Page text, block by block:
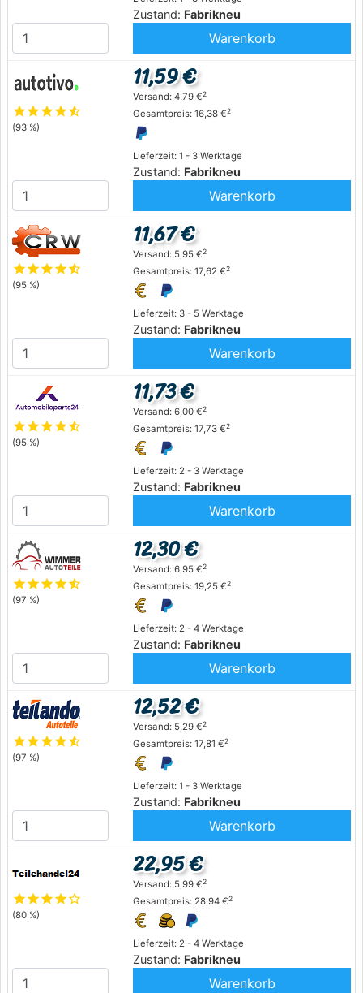
Zustand: Fabrikneu
Warenkorb
starstarstarstarstar_half
(93 %)
Lieferzeit: 1 - 3 Werktage
Zustand: Fabrikneu
11,59 €
Versand: 4,79 €2
Gesamtpreis: 16,38 €2
Warenkorb
starstarstarstarstar_half
(95 %)
Lieferzeit: 3 - 5 Werktage
Zustand: Fabrikneu
11,67 €
Versand: 5,95 €2
Gesamtpreis: 17,62 €2
Warenkorb
starstarstarstarstar_half
(95 %)
Lieferzeit: 2 - 3 Werktage
Zustand: Fabrikneu
11,73 €
Versand: 6,00 €2
Gesamtpreis: 17,73 €2
Warenkorb
starstarstarstarstar_half
(97 %)
Lieferzeit: 2 - 4 Werktage
Zustand: Fabrikneu
12,30 €
Versand: 6,95 €2
Gesamtpreis: 19,25 €2
Warenkorb
starstarstarstarstar_half
(97 %)
Lieferzeit: 1 - 3 Werktage
Zustand: Fabrikneu
12,52 €
Versand: 5,29 €2
Gesamtpreis: 17,81 €2
Warenkorb
starstarstarstarstar_outline
(80 %)
Lieferzeit: 2 - 4 Werktage
Zustand: Fabrikneu
22,95 €
Versand: 5,99 €2
Gesamtpreis: 28,94 €2
Warenkorb